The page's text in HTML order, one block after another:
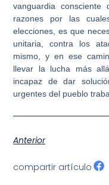
vanguardia
razones por las
elecciones, es que
unitaria, contra los
mismo, y en ese
llevar la lucha más
incapaz de dar
urgentes del pueblo
Anterior
compartir artículo